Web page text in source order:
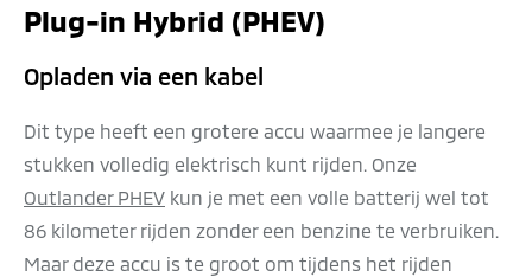
Plug-in Hybrid (PHEV)
Opladen via een kabel
Dit type heeft een grotere accu waarmee je langere
stukken volledig elektrisch kunt rijden. Onze
Outlander PHEV kun je met een volle batterij wel tot
86 kilometer rijden zonder een benzine te verbruiken.
Maar deze accu is te groot om tijdens het rijden